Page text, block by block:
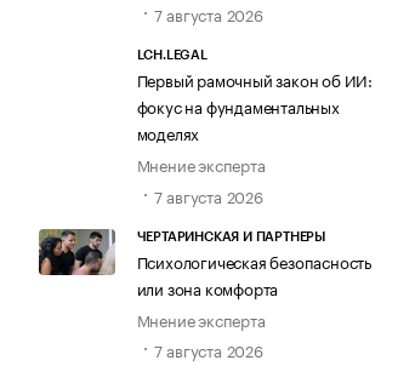
7 августа 2026
LCH.LEGAL
Первый рамочный закон об ИИ:
фокус на фундаментальных
моделях
Мнение эксперта
7 августа 2026
ЧЕРТАРИНСКАЯ И ПАРТНЕРЫ
Психологическая безопасность
или зона комфорта
Мнение эксперта
7 августа 2026